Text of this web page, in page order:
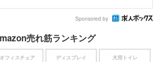
Sponsored by
売れ筋ランキング
オフィスチェア ディスプレイ 犬用トイレ